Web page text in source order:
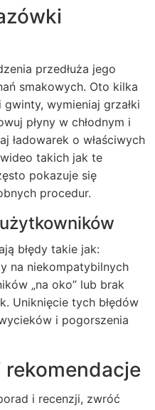
przedłuża jego
smakowych. Oto kilka
wymieniaj grzałki
płyny w chłodnym i
ładowarek o właściwych
takich jak te
pokazuje się
procedur.
błędy takie jak:
na niekompatybilnych
„na oko” lub brak
Uniknięcie tych błędów
i pogorszenia
rekomendacje
i recenzji, zwróć